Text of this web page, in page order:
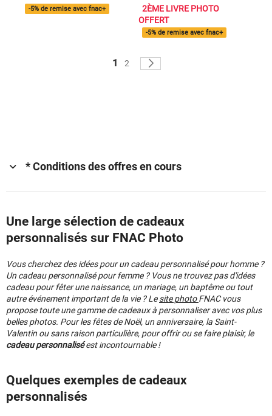
-5% de remise avec fnac+
2ÈME LIVRE PHOTO
OFFERT
-5% de remise avec fnac+
Vous lisez actuellement la page
1 Page
2
* Conditions des offres en cours
Une large sélection de cadeaux
personnalisés sur FNAC Photo
Vous cherchez des idées pour un cadeau personnalisé pour homme ?
Un cadeau personnalisé pour femme ? Vous ne trouvez pas d'idées
cadeau pour fêter une naissance, un mariage, un baptême ou tout
autre événement important de la vie ? Lesite photo FNAC vous
propose toute une gamme de cadeaux à personnaliser avec vos plus
belles photos. Pour les fêtes de Noël, un anniversaire, la Saint-
Valentin ou sans raison particulière, pour offrir ou se faire plaisir, le
cadeau personnaliséest incontournable !
Quelques exemples de cadeaux
personnalisés